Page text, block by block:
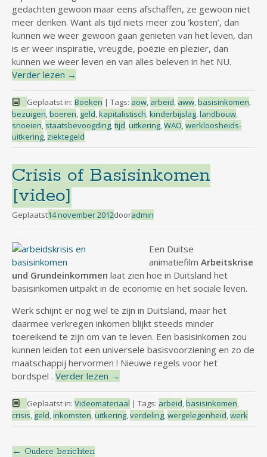
gedachten gewoon maar eens afschaffen, ze gewoon niet
meer denken. Want als tijd niets meer zou ‘kosten’, dan
kunnen we weer gewoon gaan genieten van het leven, dan
is er weer inspiratie, vreugde, poëzie en plezier, dan
kunnen we weer leven en van alles beleven in het NU.
Verder lezen →
Geplaatst in: Boeken | Tags: aow, arbeid, aww,basisinkomen,
bezuigen,boeren, geld,kapitalistisch,kinderbijslag,landbouw,
snoeien, staatsbevoogding,tijd,uitkering,WAO,werkloosheids-
uitkering, ziektegeld
Crisis of Basisinkomen
[video]
Geplaatst14 november 2012dooradmin
Een Duitse
animatiefilm Arbeitskrise
und Grundeinkommen laat zien hoe in Duitsland het
basisinkomen uitpakt in de economie en het sociale leven.
Werk schijnt er nog wel te zijn in Duitsland, maar het
daarmee verkregen inkomen blijkt steeds minder
toereikend te zijn om van te leven. Een basisinkomen zou
kunnen leiden tot een universele basisvoorziening en zo de
maatschappij hervormen ! Nieuwe regels voor het
bordspel . Verder lezen →
Geplaatst in: Videomateriaal | Tags: arbeid,basisinkomen,
crisis, geld,inkomsten,uitkering,verdeling,wergelegenheid,werk
← Oudere berichten